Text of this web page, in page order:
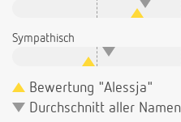
Sympathisch
Bewertung "Alessja"
Durchschnitt aller Namen